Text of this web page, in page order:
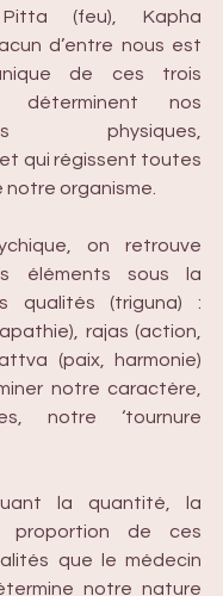
Pitta (feu), Kapha
d’entre nous est
de ces trois
déterminent nos
physiques,
qui régissent toutes
notre organisme.
on retrouve
éléments sous la
qualités (triguna) :
rajas (action,
(paix, harmonie)
notre caractère,
notre ‘tournure
la quantité, la
de ces
que le médecin
notre nature